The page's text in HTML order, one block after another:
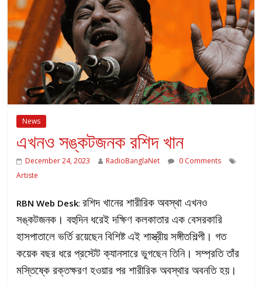
News
এখনও সঙ্কটজনক রশিদ খান
December 24, 2023 RadioBanglaNet
0 Comments
Artiste
RBN Web Desk:রশিদ খানের শারীরিক অবস্থা এখনও
সঙ্কটজনক। বহুদিন ধরেই দক্ষিণ কলকাতার এক বেসরকারি
হাসপাতালে ভর্তি রয়েছেন বিশিষ্ট এই শাস্ত্রীয় সঙ্গীতশিল্পী। গত
কয়েক বছর ধরে প্রস্টেট ক্যানসারে ভুগছেন তিনি। সম্প্রতি তাঁর
মস্তিষ্কে রক্তক্ষরণ হওয়ার পর শারীরিক অবস্থার অবনতি হয়।